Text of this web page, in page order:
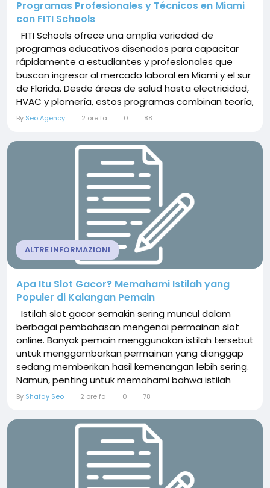
Programas Profesionales y Técnicos en Miami
con FITI Schools
FITI Schools ofrece una amplia variedad de
programas educativos diseñados para capacitar
rápidamente a estudiantes y profesionales que
buscan ingresar al mercado laboral en Miami y el sur
de Florida. Desde áreas de salud hasta electricidad,
HVAC y plomería, estos programas combinan teoría,
práctica y certificaciones reconocidas.
quienes buscan trabajar en el cuidado de pacientes,
By Seo Agency 2 ore fa 0 88
ALTRE INFORMAZIONI
Apa Itu Slot Gacor? Memahami Istilah yang
Populer di Kalangan Pemain
Istilah slot gacor semakin sering muncul dalam
berbagai pembahasan mengenai permainan slot
online. Banyak pemain menggunakan istilah tersebut
untuk menggambarkan permainan yang dianggap
sedang memberikan hasil kemenangan lebih sering.
Namun, penting untuk memahami bahwa istilah
“gacor” bukanlah jaminan seseorang akan
permainan. slot gacor Memahami tren permainan
slot secara bijak membutuhkan pengetahuan dasar
mengenai cara kerja...
By Shafay Seo 2 ore fa 0 78